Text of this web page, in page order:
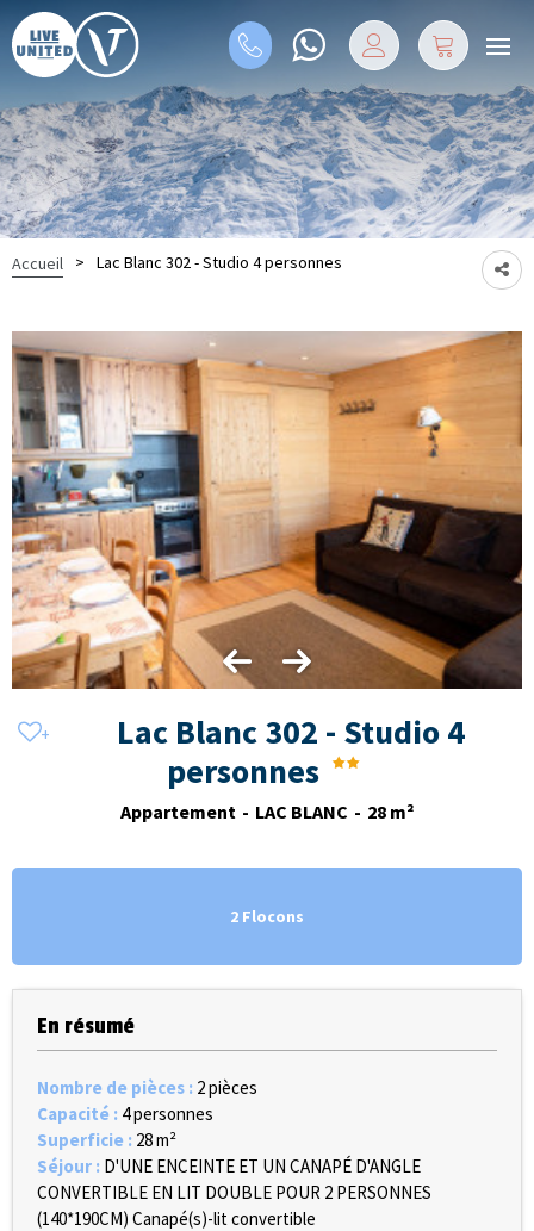
Accueil > Lac Blanc 302 - Studio 4 personnes
Lac Blanc 302 - Studio 4
personnes
Appartement LAC BLANC 28 m²
2 Flocons
En résumé
Nombre de pièces : 2 pièces
Capacité : 4 personnes
Superficie : 28m²
Séjour : D'UNE ENCEINTE ET UN CANAPÉ D'ANGLE
CONVERTIBLE EN LIT DOUBLE POUR 2 PERSONNES
(140*190CM) Canapé(s)-lit convertible